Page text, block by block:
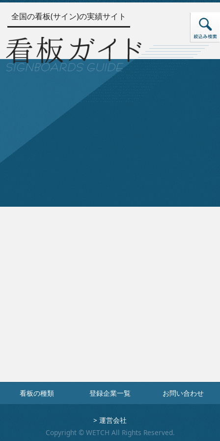
全国の看板(サイン)の実績サイト
看板の種類 登録企業一覧 お問い合わせ
> 運営会社
Copyright © WETCH All Rights Reserved.